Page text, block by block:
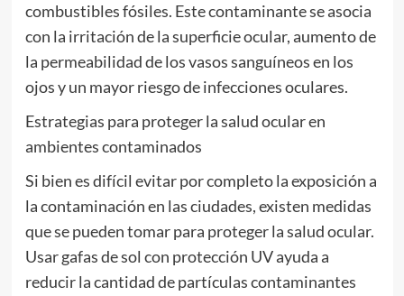
combustibles fósiles. Este contaminante se asocia
con la irritación de la superficie ocular, aumento de
la permeabilidad de los vasos sanguíneos en los
ojos y un mayor riesgo de infecciones oculares.
Estrategias para proteger la salud ocular en
ambientes contaminados
Si bien es difícil evitar por completo la exposición a
la contaminación en las ciudades, existen medidas
que se pueden tomar para proteger la salud ocular.
Usar gafas de sol con protección UV ayuda a
reducir la cantidad de partículas contaminantes